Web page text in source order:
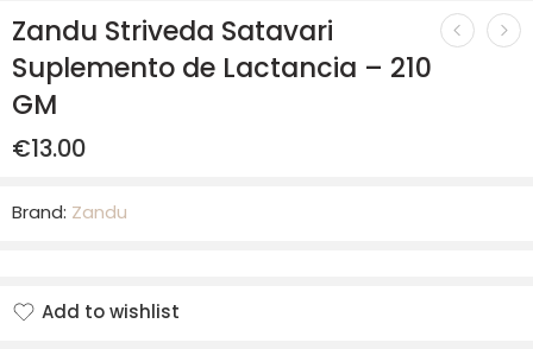
Zandu Striveda Satavari
Suplemento de Lactancia – 210
GM
€13.00
Brand: Zandu
Add to wishlist